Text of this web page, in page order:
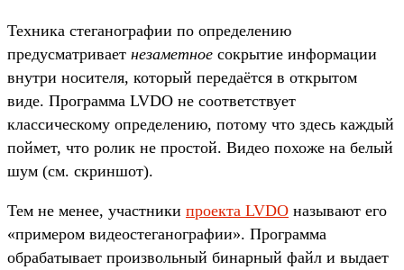
Техника стеганографии по определению
предусматривает незаметное сокрытие информации
внутри носителя, который передаётся в открытом
виде. Программа LVDO не соответствует
классическому определению, потому что здесь каждый
поймет, что ролик не простой. Видео похоже на белый
шум (см. скриншот).
Тем не менее, участники проекта LVDO называют его
«примером видеостеганографии». Программа
обрабатывает произвольный бинарный файл и выдает